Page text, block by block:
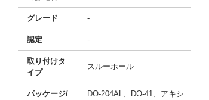
グレード -
認定 -
取り付けタ
イプ
スルーホール
パッケージ/
DO-204AL、DO-41、アキシ